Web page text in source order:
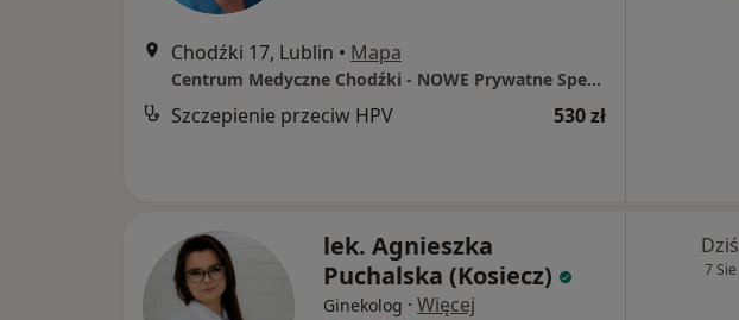
Chodźki 17, Lublin • Mapa
Centrum Medyczne Chodźki - NOWE Prywatne Specjalistyczne Gabinety Lekarskie
Szczepienie przeciw HPV 530 zł
lek. Agnieszka
Puchalska (Kosiecz)
Ginekolog · Więcej
Dziś
7 Sie